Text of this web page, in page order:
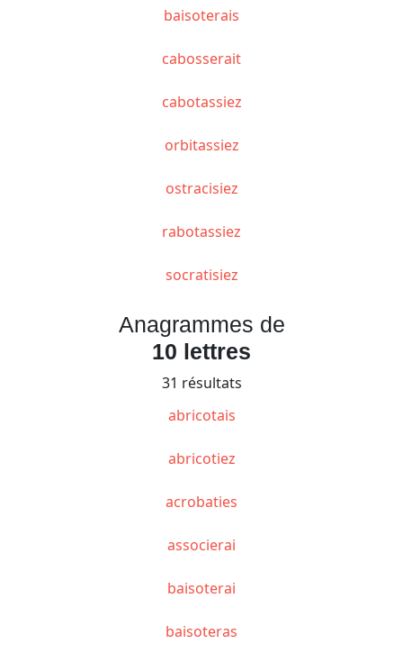
baisoterais
cabosserait
cabotassiez
orbitassiez
ostracisiez
rabotassiez
socratisiez
Anagrammes de
10 lettres
31 résultats
abricotais
abricotiez
acrobaties
associerai
baisoterai
baisoteras